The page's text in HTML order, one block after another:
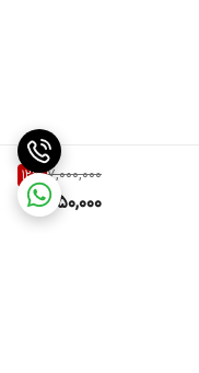
7,000,000
12%
6,150,000